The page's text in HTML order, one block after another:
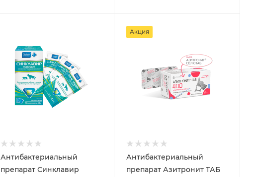
Антибактериальный
препарат Синклавир
Акция
Антибактериальный
препарат Азитронит ТАБ